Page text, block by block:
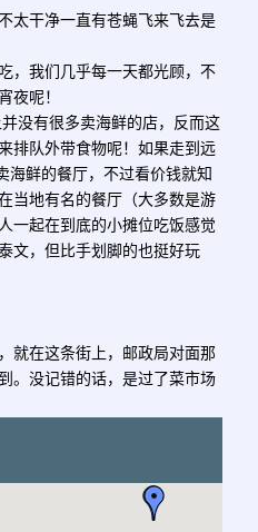
太干净一直有苍蝇飞来飞去是
，我们几乎每一天都光顾，不
夜呢！
没有很多卖海鲜的店，反而这
排队外带食物呢！如果走到远
海鲜的餐厅，不过看价钱就知
当地有名的餐厅（大多数是游
一起在到底的小摊位吃饭感觉
文，但比手划脚的也挺好玩
就在这条街上，邮政局对面那
。没记错的话，是过了菜市场